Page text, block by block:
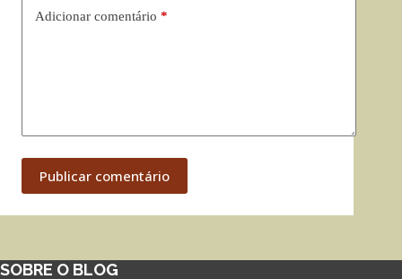
Adicionar comentário *
Publicar comentário
SOBRE O BLOG